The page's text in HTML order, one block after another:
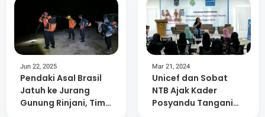
Jun 22, 2025
Pendaki Asal Brasil
Jatuh ke Jurang
Gunung Rinjani, Tim
Mar 21, 2024
Unicef dan Sobat
NTB Ajak Kader
Posyandu Tangani